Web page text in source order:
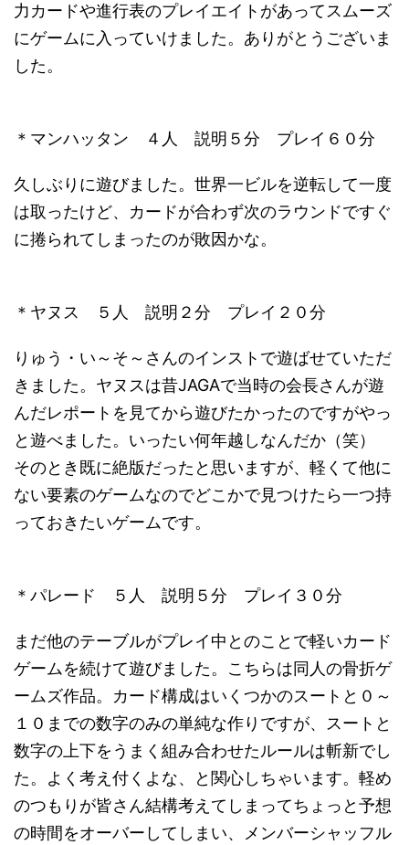
力カードや進行表のプレイエイトがあってスムーズ
にゲームに入っていけました。ありがとうございま
した。
＊マンハッタン ４人 説明５分 プレイ６０分
久しぶりに遊びました。世界一ビルを逆転して一度
は取ったけど、カードが合わず次のラウンドですぐ
に捲られてしまったのが敗因かな。
＊ヤヌス ５人 説明２分 プレイ２０分
りゅう・い～そ～さんのインストで遊ばせていただ
きました。ヤヌスは昔JAGAで当時の会長さんが遊
んだレポートを見てから遊びたかったのですがやっ
と遊べました。いったい何年越しなんだか（笑）
そのとき既に絶版だったと思いますが、軽くて他に
ない要素のゲームなのでどこかで見つけたら一つ持
っておきたいゲームです。
＊パレード ５人 説明５分 プレイ３０分
まだ他のテーブルがプレイ中とのことで軽いカード
ゲームを続けて遊びました。こちらは同人の骨折ゲ
ームズ作品。カード構成はいくつかのスートと０～
１０までの数字のみの単純な作りですが、スートと
数字の上下をうまく組み合わせたルールは斬新でし
た。よく考え付くよな、と関心しちゃいます。軽め
のつもりが皆さん結構考えてしまってちょっと予想
の時間をオーバーしてしまい、メンバーシャッフル